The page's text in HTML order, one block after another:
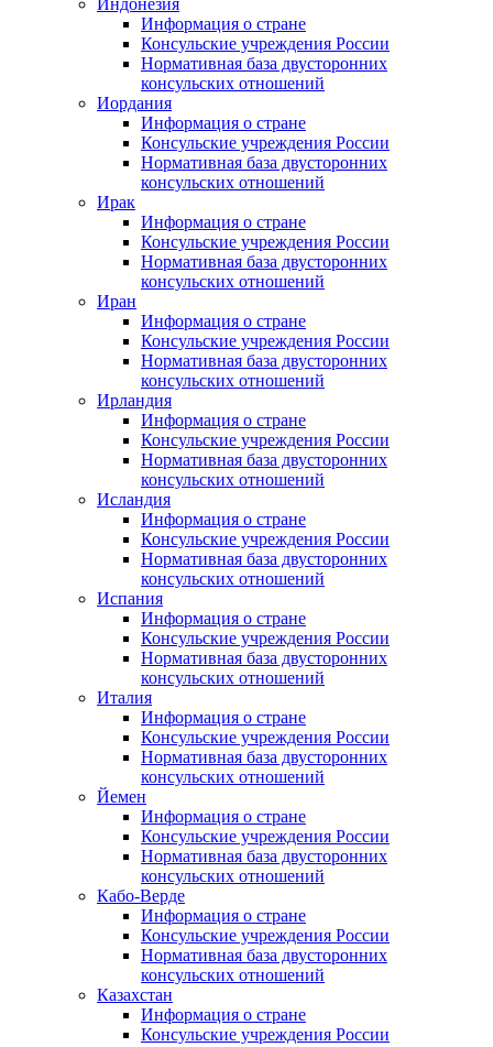
Индонезия
Информация о стране
Консульские учреждения России
Нормативная база двусторонних
консульских отношений
Иордания
Информация о стране
Консульские учреждения России
Нормативная база двусторонних
консульских отношений
Ирак
Информация о стране
Консульские учреждения России
Нормативная база двусторонних
консульских отношений
Иран
Информация о стране
Консульские учреждения России
Нормативная база двусторонних
консульских отношений
Ирландия
Информация о стране
Консульские учреждения России
Нормативная база двусторонних
консульских отношений
Исландия
Информация о стране
Консульские учреждения России
Нормативная база двусторонних
консульских отношений
Испания
Информация о стране
Консульские учреждения России
Нормативная база двусторонних
консульских отношений
Италия
Информация о стране
Консульские учреждения России
Нормативная база двусторонних
консульских отношений
Йемен
Информация о стране
Консульские учреждения России
Нормативная база двусторонних
консульских отношений
Кабо-Верде
Информация о стране
Консульские учреждения России
Нормативная база двусторонних
консульских отношений
Казахстан
Информация о стране
Консульские учреждения России